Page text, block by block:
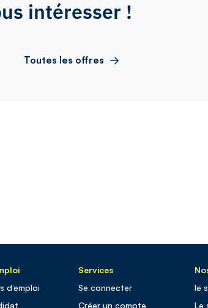
intéresser !
Toutes les offres
d’emploi
Services
Se connecter
Créer un compte
le
Le